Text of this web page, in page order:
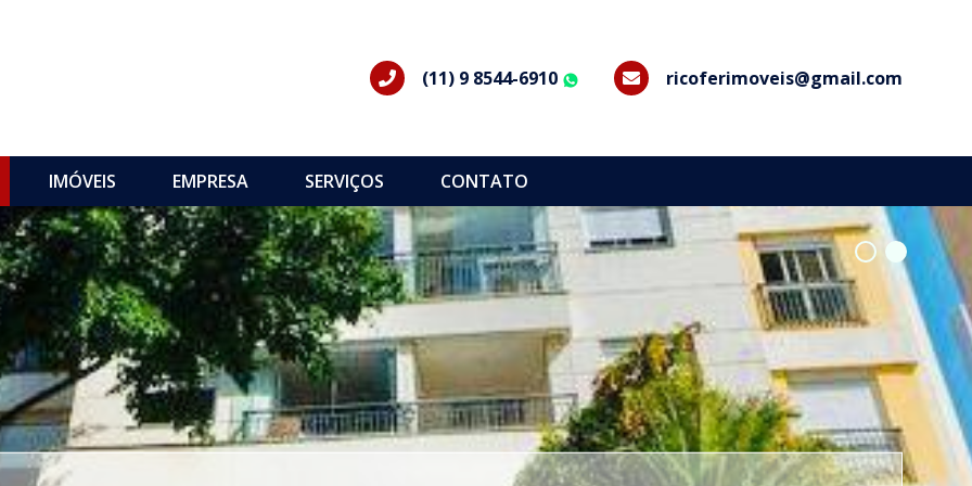
(11) 9 8544-6910 WhatsAppricoferimoveis@gmail.com
IMÓVEIS EMPRESA SERVIÇOS CONTATO